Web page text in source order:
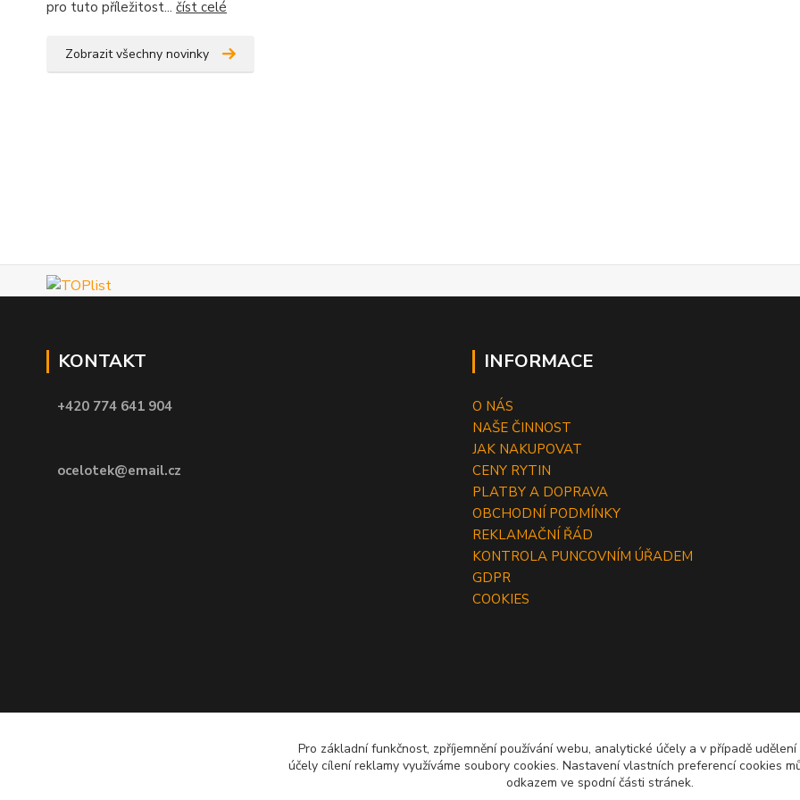
pro tuto příležitost... číst celé
Zobrazit všechny novinky
KONTAKT
+420 774 641 904
ocelotek@email.cz
INFORMACE
O NÁS
NAŠE ČINNOST
JAK NAKUPOVAT
CENY RYTIN
PLATBY A DOPRAVA
OBCHODNÍ PODMÍNKY
REKLAMAČNÍ ŘÁD
KONTROLA PUNCOVNÍM ÚŘADEM
GDPR
COOKIES
Pro základní funkčnost, zpříjemnění používání webu, analytické účely a v případě
účely cílení reklamy využíváme soubory cookies. Nastavení vlastních preferencí cookies
odkazem ve spodní části stránek.